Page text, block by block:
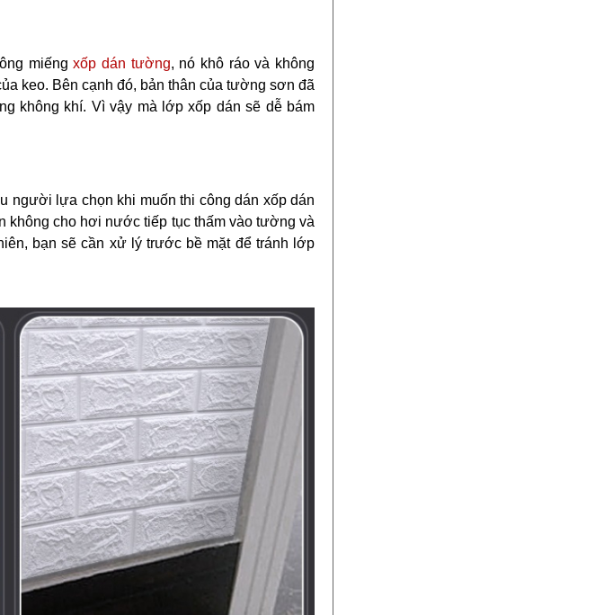
miếngxốp dán tường, nó khô ráo và không
keo. Bên cạnh đó, bản thân của tường sơn đã
không khí. Vì vậy mà lớp xốp dán sẽ dễ bám
người lựa chọn khi muốn thi công dán xốp dán
không cho hơi nước tiếp tục thấm vào tường và
bạn sẽ cần xử lý trước bề mặt để tránh lớp